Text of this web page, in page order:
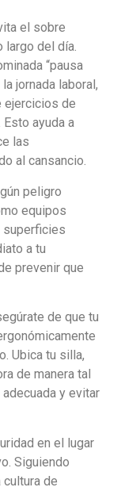
el sobre
largo del día.
“pausa
jornada laboral,
ejercicios de
ayuda a
las
al cansancio.
peligro
equipos
a tu
prevenir que
de que tu
Ubica tu silla,
de manera tal
y evitar
en el lugar
Siguiendo
de